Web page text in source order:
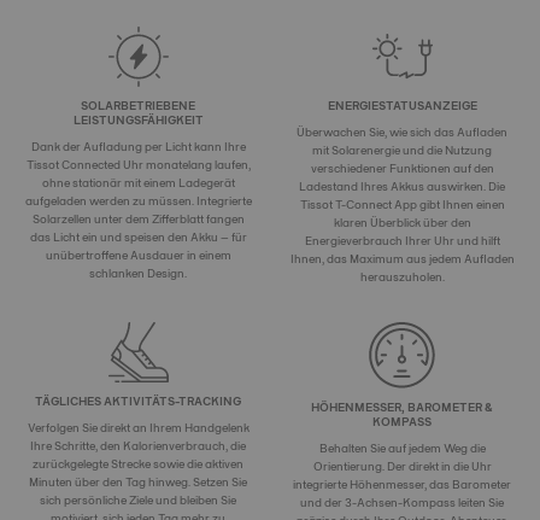
SOLARBETRIEBENE
LEISTUNGSFÄHIGKEIT
Dank der Aufladung per Licht kann Ihre
Tissot Connected Uhr monatelang laufen,
ohne stationär mit einem Ladegerät
aufgeladen werden zu müssen. Integrierte
Solarzellen unter dem Zifferblatt fangen
das Licht ein und speisen den Akku – für
unübertroffene Ausdauer in einem
schlanken Design.
ENERGIESTATUSANZEIGE
Überwachen Sie, wie sich das Aufladen
mit Solarenergie und die Nutzung
verschiedener Funktionen auf den
Ladestand Ihres Akkus auswirken. Die
Tissot T-Connect App gibt Ihnen einen
klaren Überblick über den
Energieverbrauch Ihrer Uhr und hilft
Ihnen, das Maximum aus jedem Aufladen
herauszuholen.
TÄGLICHES AKTIVITÄTS-TRACKING
Verfolgen Sie direkt an Ihrem Handgelenk
Ihre Schritte, den Kalorienverbrauch, die
zurückgelegte Strecke sowie die aktiven
Minuten über den Tag hinweg. Setzen Sie
sich persönliche Ziele und bleiben Sie
HÖHENMESSER, BAROMETER &
KOMPASS
Behalten Sie auf jedem Weg die
Orientierung. Der direkt in die Uhr
integrierte Höhenmesser, das Barometer
und der 3-Achsen-Kompass leiten Sie